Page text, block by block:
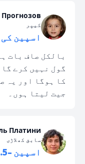
کیپر
اسپین
بالکل صاف بات
گول نہیں کرے
کا ہوگا اور یہ
جیت لیتا ہوں۔
Платини
سابق کھلاڑی
اسپین -1.5